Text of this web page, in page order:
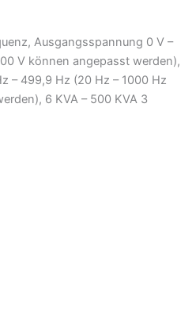
Ausgangsspannung 0 V –
V können angepasst werden),
– 499,9 Hz (20 Hz – 1000 Hz
6 KVA – 500 KVA 3